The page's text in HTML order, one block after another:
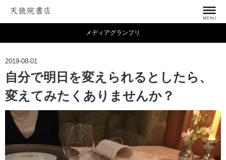
メディアグランプリ
2019-08-01
自分で明日を変えられるとしたら、
変えてみたくありませんか？